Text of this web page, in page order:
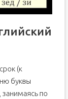
(к
буквы
занимаясь по